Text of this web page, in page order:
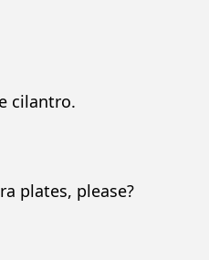
cilantro.
plates, please?